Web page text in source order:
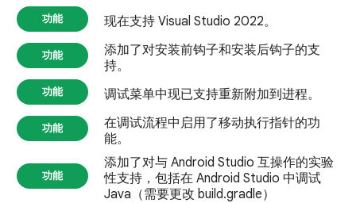
功能 现在支持 Visual Studio 2022。
功能
添加了对安装前钩子和安装后钩子的支
持。
功能 调试菜单中现已支持重新附加到进程。
功能
在调试流程中启用了移动执行指针的功
能。
功能
添加了对与 Android Studio 互操作的实验
性支持，包括在 Android Studio 中调试
Java（需要更改 build.gradle）